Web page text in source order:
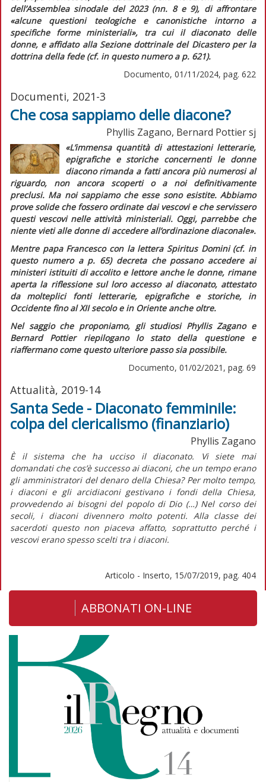
dell’Assemblea sinodale del 2023 (nn. 8 e 9), di affrontare
«alcune questioni teologiche e canonistiche intorno a
specifiche forme ministeriali», tra cui il diaconato delle
donne, e affidato alla Sezione dottrinale del Dicastero per la
dottrina della fede (cf. in questo numeroa p. 621).
Documento, 01/11/2024, pag. 622
Documenti, 2021-3
Che cosa sappiamo delle diacone?
Phyllis Zagano, Bernard Pottier sj
«L’immensa quantità di attestazioni letterarie,
epigrafiche e storiche concernenti le donne
diacono rimanda a fatti ancora più numerosi al
riguardo, non ancora scoperti o a noi definitivamente
preclusi. Ma noi sappiamo che esse sono esistite. Abbiamo
prove solide che fossero ordinate dai vescovi e che servissero
questi vescovi nelle attività ministeriali. Oggi, parrebbe che
niente vieti alle donne di accedere all’ordinazione diaconale».
Mentre papa Francesco con la lettera Spiritus Domini(cf. in
questo numeroa p. 65) decreta che possano accedere ai
ministeri istituiti di accolito e lettore anche le donne, rimane
aperta la riflessione sul loro accesso al diaconato, attestato
da molteplici fonti letterarie, epigrafiche e storiche, in
Occidente fino al XII secolo e in Oriente anche oltre.
Nel saggio che proponiamo, gli studiosi Phyllis Zagano e
Bernard Pottier riepilogano lo stato della questione e
riaffermano come questo ulteriore passo sia possibile.
Documento, 01/02/2021, pag. 69
Attualità, 2019-14
Santa Sede - Diaconato femminile:
colpa del clericalismo (finanziario)
Phyllis Zagano
È il sistema che ha ucciso il diaconato. Vi siete mai
domandati che cos’è successo ai diaconi, che un tempo erano
gli amministratori del denaro della Chiesa? Per molto tempo,
i diaconi e gli arcidiaconi gestivano i fondi della Chiesa,
provvedendo ai bisogni del popolo di Dio (…) Nel corso dei
secoli, i diaconi divennero molto potenti. Alla classe dei
sacerdoti questo non piaceva affatto, soprattutto perché i
vescovi erano spesso scelti tra i diaconi.
Articolo - Inserto, 15/07/2019, pag. 404
ABBONATI ON-LINE